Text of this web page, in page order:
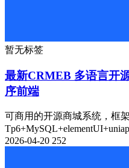
暂无标签
最新CRMEB 多语言开
序前端
可商用的开源商城系统，框
2026-04-20 252